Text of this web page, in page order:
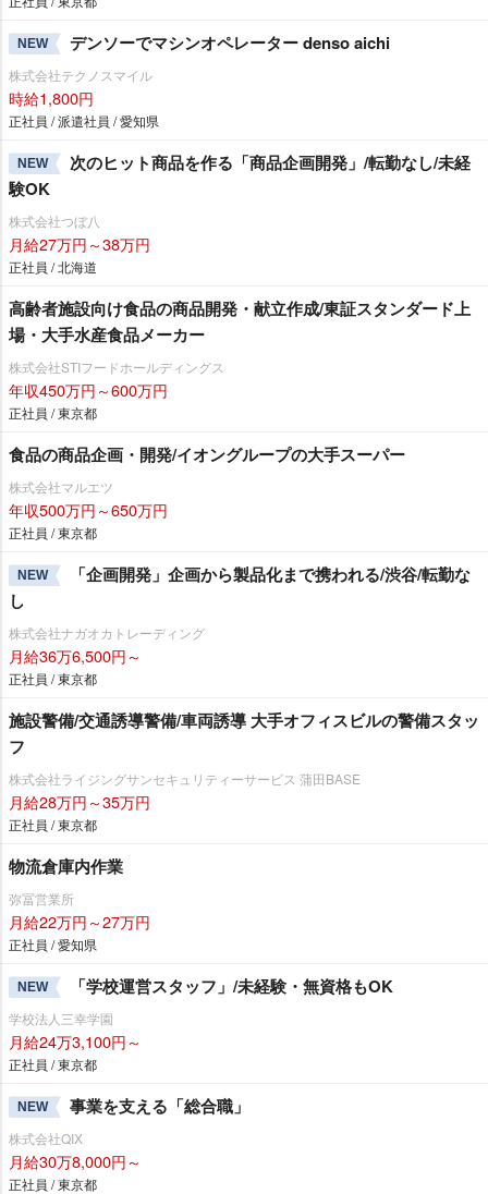
NEW デンソーでマシンオペレーター denso aichi
株式会社テクノスマイル
時給1,800円
正社員 / 派遣社員 / 愛知県
NEW
次のヒット商品を作る「商品企画開発」/転勤なし/未経
験OK
株式会社つぼ八
月給27万円～38万円
正社員 / 北海道
高齢者施設向け食品の商品開発・献立作成/東証スタンダード上
場・大手水産食品メーカー
株式会社STIフードホールディングス
年収450万円～600万円
正社員 / 東京都
食品の商品企画・開発/イオングループの大手スーパー
株式会社マルエツ
年収500万円～650万円
正社員 / 東京都
NEW
「企画開発」企画から製品化まで携われる/渋谷/転勤な
し
株式会社ナガオカトレーディング
月給36万6,500円～
正社員 / 東京都
施設警備/交通誘導警備/車両誘導 大手オフィスビルの警備スタッ
フ
株式会社ライジングサンセキュリティーサービス 蒲田BASE
月給28万円～35万円
正社員 / 東京都
物流倉庫内作業
弥冨営業所
月給22万円～27万円
正社員 / 愛知県
NEW 「学校運営スタッフ」/未経験・無資格もOK
学校法人三幸学園
月給24万3,100円～
正社員 / 東京都
NEW 事業を支える「総合職」
株式会社QIX
月給30万8,000円～
正社員 / 東京都